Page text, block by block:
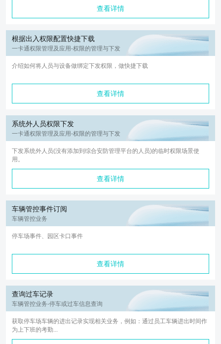
查看详情
根据出入权限配置快捷下载
一卡通权限管理及应用-权限的管理与下发
介绍如何将人员与设备做绑定下发权限，做快捷下载
查看详情
系统外人员权限下发
一卡通权限管理及应用-权限的管理与下发
下发系统外人员(没有添加到综合安防管理平台的人员)的临时权限场景使
用。
查看详情
车辆管控事件订阅
车辆管控业务
停车场事件、园区卡口事件
查看详情
查询过车记录
车辆管控业务-停车或过车信息查询
获取停车场车辆的进出记录实现相关业务，例如：通过员工车辆进出时间作
为上下班的考勤...